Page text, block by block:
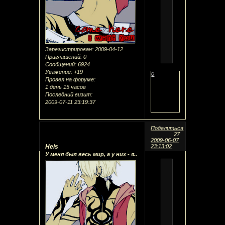
Зарегистрирован: 2009-04-12
Приглашений: 0
Сообщений: 6924
Уважение: +19
Провел на форуме:
1 день 15 часов
Последний визит:
2009-07-11 23:19:37
0
Поделиться
27
2009-06-07
23:13:02
Heis
У меня был весь мир, а у них - я..